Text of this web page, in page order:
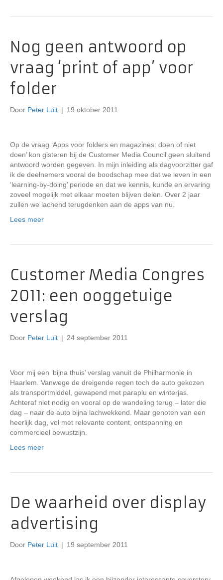
Nog geen antwoord op
vraag ‘print of app’ voor
folder
Door Peter Luit | 19 oktober 2011
Op de vraag ‘Apps voor folders en magazines: doen of niet
doen’ kon gisteren bij de Customer Media Council geen sluitend
antwoord worden gegeven. In mijn inleiding als dagvoorzitter gaf
ik de deelnemers vooral de boodschap mee dat we leven in een
‘learning-by-doing’ periode en dat we kennis, kunde en ervaring
zoveel mogelijk met elkaar moeten blijven delen. Over 2 jaar
zullen we lachend terugdenken aan de apps van nu.
Lees meer
Customer Media Congres
2011: een ooggetuige
verslag
Door Peter Luit | 24 september 2011
Voor mij een ‘bijna thuis’ verslag vanuit de Philharmonie in
Haarlem. Vanwege de dreigende regen toch de auto gekozen
als transportmiddel, gewapend met paraplu en winterjas.
Achteraf niet nodig en vooral op de wandeling terug – later die
dag – naar de auto bijna lachwekkend. Maar genoten van een
heerlijk dag, vol met relevante content, ontspanning en
commercieel bewustzijn.
Lees meer
De waarheid over display
advertising
Door Peter Luit | 19 september 2011